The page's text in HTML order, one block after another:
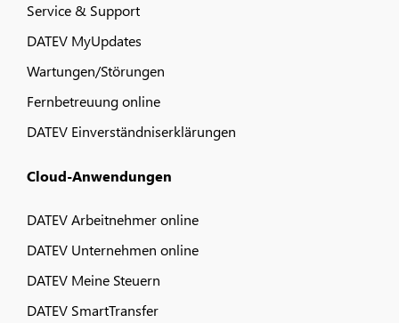
Service & Support
DATEV MyUpdates
Wartungen/Störungen
Fernbetreuung online
DATEV Einverständniserklärungen
Cloud-Anwendungen
DATEV Arbeitnehmer online
DATEV Unternehmen online
DATEV Meine Steuern
DATEV SmartTransfer